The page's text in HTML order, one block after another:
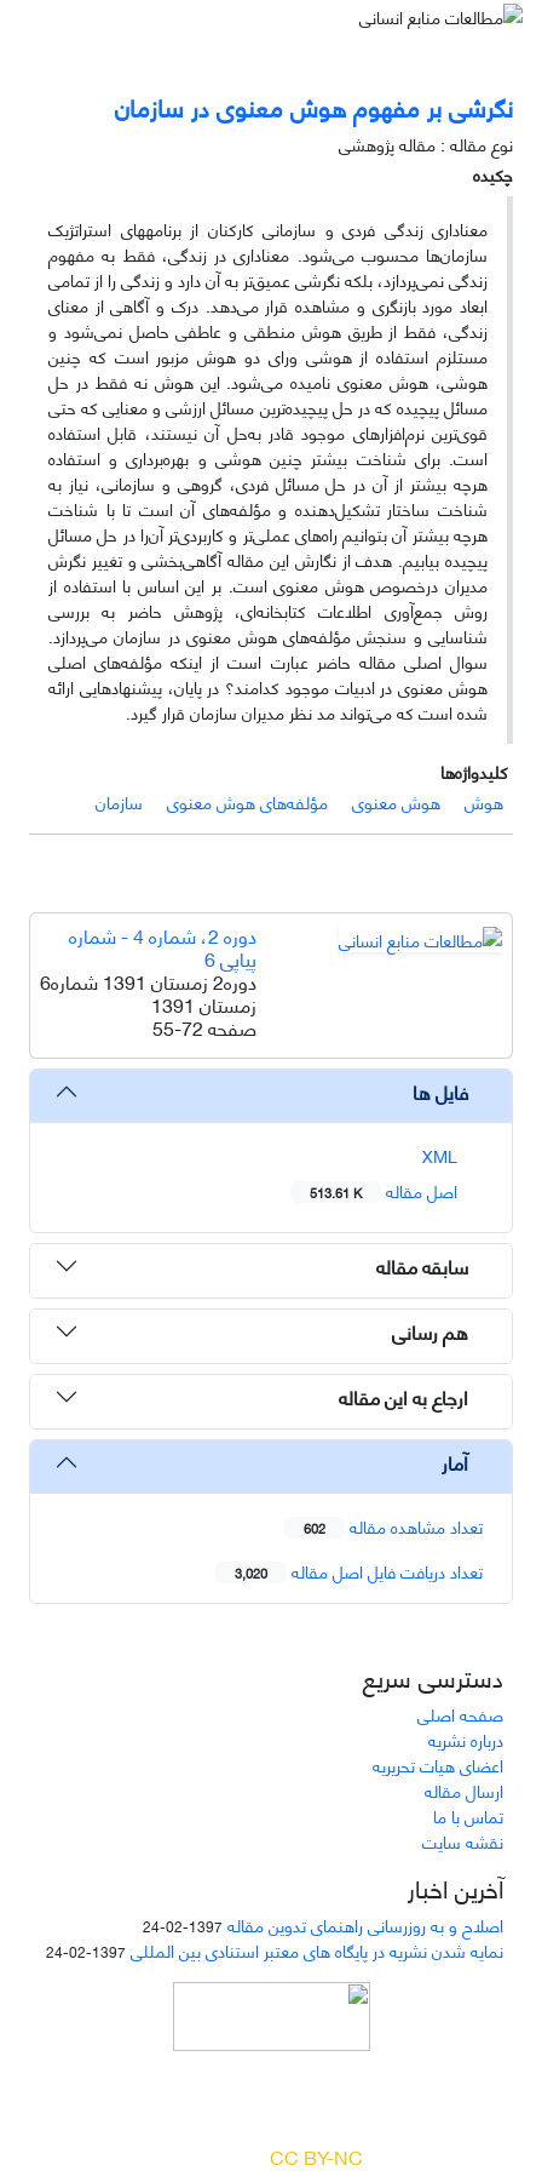
نگرشی بر مفهوم هوش معنوی در سازمان
نوع مقاله : مقاله پژوهشی
چکیده
معناداری زندگی فردی و سازمانی کارکنان از برنامه­های استراتژیک
سازمان‌ها محسوب می‌شود. معناداری در زندگی، فقط به مفهوم
زندگی نمی‌پردازد، بلکه نگرشی عمیق‌تر به آن دارد و زندگی را از تمامی
ابعاد مورد بازنگری و مشاهده قرار می‌دهد. درک و آگاهی از معنای
زندگی، فقط از طریق هوش منطقی و عاطفی حاصل نمی‌شود و
مستلزم استفاده از هوشی ورای دو هوش مزبور است که چنین
هوشی، هوش معنوی نامیده می‌شود. این هوش نه فقط در حل
مسائل پیچیده که در حل پیچیده‌ترین مسائل ارزشی و معنایی که حتی
قوی‌ترین نرم‌افزارهای موجود قادر به‌حل آن نیستند، قابل استفاده
است. برای شناخت بیشتر چنین هوشی و بهره‌برداری و استفاده
هرچه بیشتر از آن در حل مسائل فردی، گروهی و سازمانی، نیاز به
‌شناخت ساختار تشکیل‌دهنده و مؤلفه‌های آن است تا با شناخت
هرچه بیشتر آن بتوانیم راه‌های عملی‌تر و کاربردی‌تر آن‌را در حل مسائل
پیچیده بیابیم. هدف از نگارش این مقاله آگاهی‌بخشی و تغییر نگرش
مدیران درخصوص هوش معنوی است. بر این‌ اساس با استفاده از
روش جمع‌آوری اطلاعات کتابخانه‌ای، پژوهش حاضر به بررسی
شناسایی و سنجش مؤلفه‌های هوش معنوی در سازمان می‌پردازد.
سوال اصلی مقاله حاضر عبارت است از اینکه مؤلفه‌های اصلی
هوش معنوی در ادبیات موجود کدامند؟ در پایان، پیشنهادهایی ارائه
شده است که می‌تواند مد نظر مدیران سازمان قرار گیرد.
کلیدواژه‌ها
هوش
هوش معنوی مؤلفه‌های هوش معنوی سازمان
دوره 2، شماره 4 - شماره
پیاپی 6
دوره2 زمستان 1391 شماره6
زمستان 1391
صفحه55-72
فایل ها
XML
اصل مقاله
513.61 K
سابقه مقاله
هم رسانی
ارجاع به این مقاله
آمار
تعداد مشاهده مقاله 602
تعداد دریافت فایل اصل مقاله 3,020
دسترسی سریع
صفحه اصلی
درباره نشریه
اعضای هیات تحریریه
ارسال مقاله
تماس با ما
نقشه سایت
آخرین اخبار
اصلاح و به روزرسانی راهنمای تدوین مقاله 1397-02-24
نمایه شدن نشریه در پایگاه های معتبر استنادی بین المللی 1397-02-24
CC BY-NC